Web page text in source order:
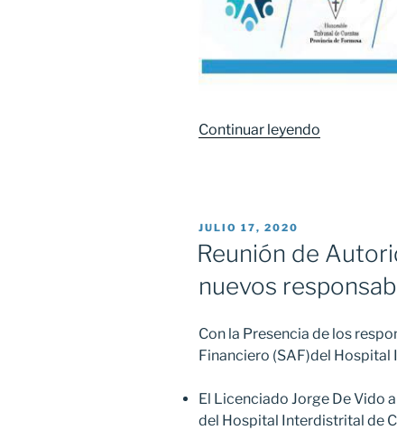
Continuar leyendo
Provincia
Formosa»
PUBLICADO
EL
JULIO 17, 2020
Reunión de
nuevos
Con la Presencia de los
Financiero (SAF)del
El Licenciado Jorge De Vido
del Hospital Interdistrital de